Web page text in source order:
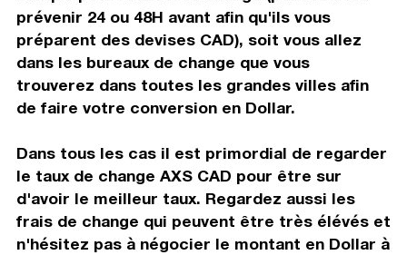
prévenir 24 ou 48H avant afin qu'ils vous
préparent des devises CAD), soit vous allez
dans les bureaux de change que vous
trouverez dans toutes les grandes villes afin
de faire votre conversion en Dollar.
Dans tous les cas il est primordial de regarder
le taux de change AXS CAD pour être sur
d'avoir le meilleur taux. Regardez aussi les
frais de change qui peuvent être très élévés et
n'hésitez pas à négocier le montant en Dollar à